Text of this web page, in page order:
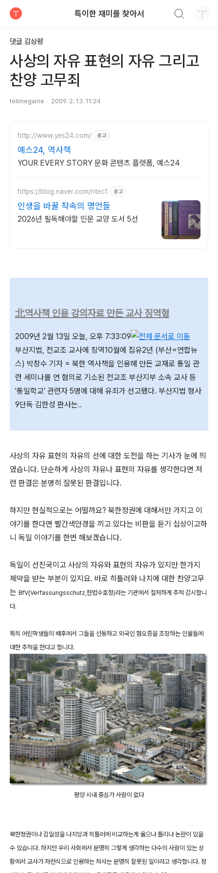
특이한 재미를 찾아서
댓글 감상평
사상의 자유 표현의 자유 그리고
찬양 고무죄
tellmegame 2009. 2. 13. 11:24
http://www.yes24.com/ 광고
예스24, 역사책
YOUR EVERY STORY 문화 콘텐츠 플랫폼, 예스24
https://blog.naver.com/ritec1 광고
인생을 바꿀 챡속의 명언들
2026년 필독해야할 인문 교양 도서 5선
北역사책 인용 강의자료 만든 교사 징역형
2009년 2월 13일 오늘, 오후 7:33:09
부산지법, 전교조 교사에 징역10월에 집유2년 (부산=연합뉴
스) 박창수 기자 = 북한 역사책을 인용해 만든 교재로 통일 관
련 세미나를 연 혐의로 기소된 전교조 부산지부 소속 교사 등
'통일학교' 관련자 5명에 대해 유죄가 선고됐다. 부산지법 형사
9단독 김한성 판사는..
사상의 자유 표현의 자유의 선에 대한 도전을 하는 기사가 눈에 띄
였습니다. 단순하게 사상의 자유나 표현의 자유를 생각한다면 저
런 판결은 분명히 잘못된 판결입니다.
하지만 현실적으로는 어떨까요? 북한정권에 대해서만 가지고 이
야기를 한다면 빨간색안경을 끼고 있다는 비판을 듣기 십상이고하
니 독일 이야기를 한번 해보겠습니다.
독일이 선진국이고 사상의 자유와 표현의 자유가 있지만 한가지
제약을 받는 부분이 있지요. 바로 히틀러와 나치에 대한 찬양고무
는 BfV(Verfassungsschutz,헌법수호청)라는 기관에서 철저하게 추적 감시합니
다.
특히 어린학생들의 배후에서 그들을 선동하고 외국인 혐오증을 조장하는 인물들에
대한 추적을 한다고 합니다.
평양 시내 중심가 사람이 없다
북한정권이나 김일성을 나치당과 히틀러에 비교하는게 옳으냐 틀리냐 논란이 있을
수 있습니다. 하지만 우리 사회에서 분명히 그렇게 생각하는 다수의 사람이 있는 상
황에서 교사가 저런식으로 인용하는 처사는 분명히 잘못된 일이라고 생각합니다. 정